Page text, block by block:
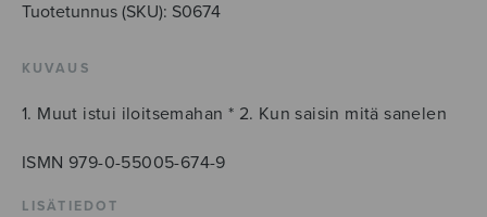
Tuotetunnus (SKU): S0674
KUVAUS
1. Muut istui iloitsemahan * 2. Kun saisin mitä sanelen
ISMN 979-0-55005-674-9
LISÄTIEDOT